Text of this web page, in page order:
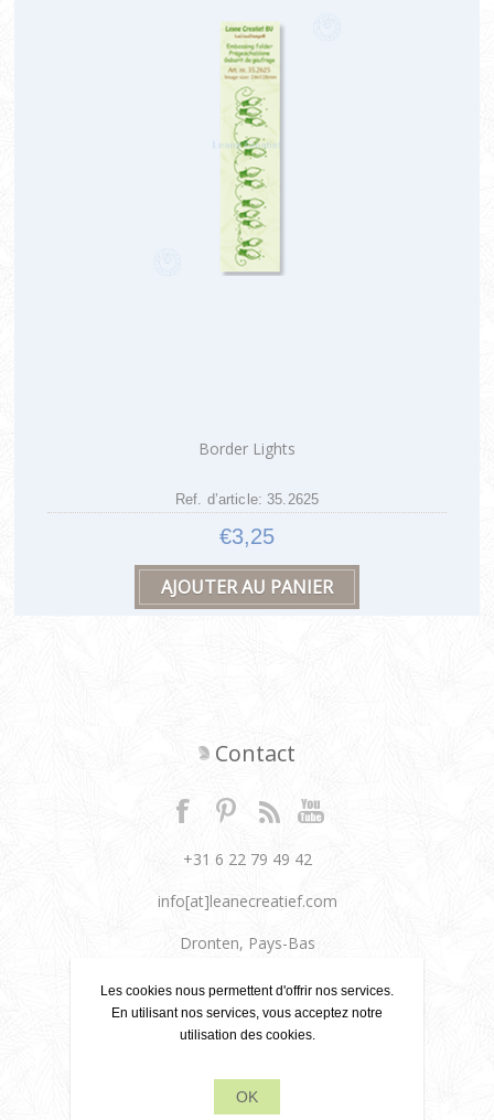
Border Lights
Ref. d’article: 35.2625
€3,25
Contact
+31 6 22 79 49 42
info[at]leanecreatief.com
Dronten, Pays-Bas
Leane Creatief
Politique de confidentialité
À propos de nous
Les cookies nous permettent d'offrir nos services.
En utilisant nos services, vous acceptez notre
utilisation des cookies.
OK